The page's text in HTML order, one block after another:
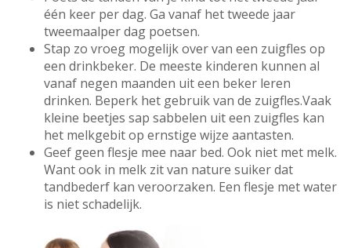
één keer per dag. Ga vanaf het tweede jaar
tweemaalper dag poetsen.
Stap zo vroeg mogelijk over van een zuigfles op
een drinkbeker. De meeste kinderen kunnen al
vanaf negen maanden uit een beker leren
drinken. Beperk het gebruik van de zuigfles.Vaak
kleine beetjes sap sabbelen uit een zuigfles kan
het melkgebit op ernstige wijze aantasten.
Geef geen flesje mee naar bed. Ook niet met melk.
Want ook in melk zit van nature suiker dat
tandbederf kan veroorzaken. Een flesje met water
is niet schadelijk.